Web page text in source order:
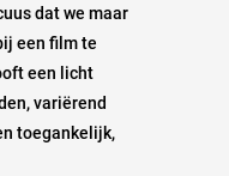
dat we maar
een film te
een licht
variërend
toegankelijk,